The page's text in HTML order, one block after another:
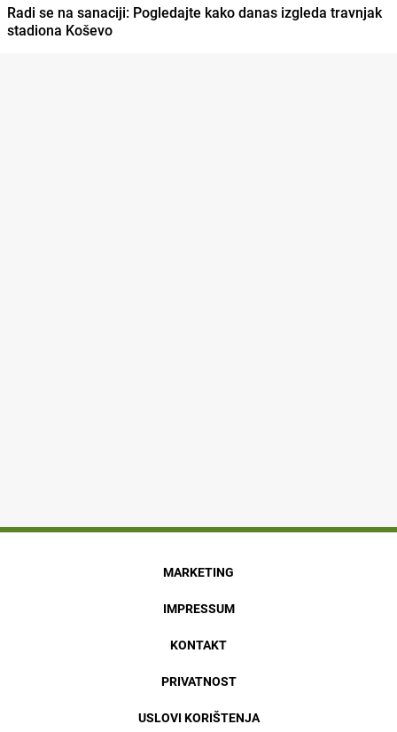
Radi se na sanaciji: Pogledajte kako danas izgleda travnjak
stadiona Koševo
MARKETING
IMPRESSUM
KONTAKT
PRIVATNOST
USLOVI KORIŠTENJA